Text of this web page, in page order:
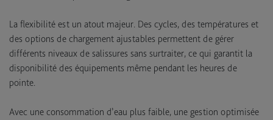
La flexibilité est un atout majeur. Des cycles, des températures et
des options de chargement ajustables permettent de gérer
différents niveaux de salissures sans surtraiter, ce qui garantit la
disponibilité des équipements même pendant les heures de
pointe.
Avec une consommation d’eau plus faible, une gestion optimisée